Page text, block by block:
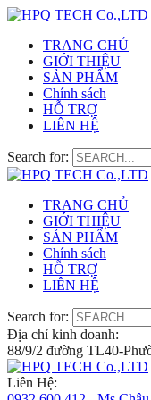
TRANG CHỦ
GIỚI THIỆU
SẢN PHẨM
Chính sách
HỖ TRỢ
LIÊN HỆ
Search for:
TRANG CHỦ
GIỚI THIỆU
SẢN PHẨM
Chính sách
HỖ TRỢ
LIÊN HỆ
Search for:
Địa chỉ kinh doanh:
88/9/2 đường TL40-
Liên Hệ: